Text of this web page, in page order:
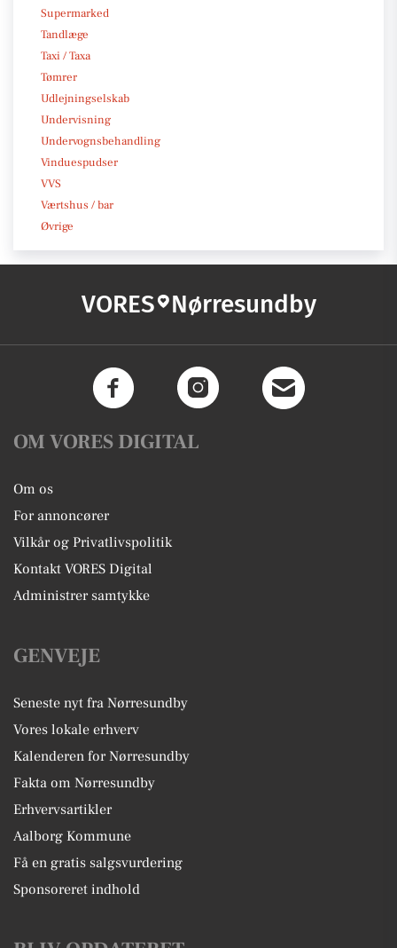
Supermarked
Tandlæge
Taxi / Taxa
Tømrer
Udlejningselskab
Undervisning
Undervognsbehandling
Vinduespudser
VVS
Værtshus / bar
Øvrige
VORES Nørresundby
OM VORES DIGITAL
Om os
For annoncører
Vilkår og Privatlivspolitik
Kontakt VORES Digital
Administrer samtykke
GENVEJE
Seneste nyt fra Nørresundby
Vores lokale erhverv
Kalenderen for Nørresundby
Fakta om Nørresundby
Erhvervsartikler
Aalborg Kommune
Få en gratis salgsvurdering
Sponsoreret indhold